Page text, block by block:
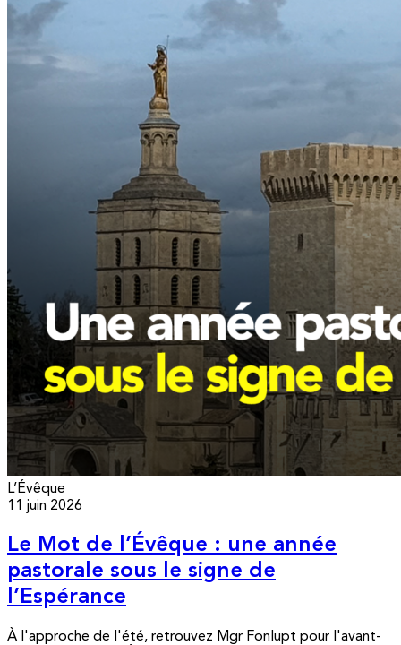
L’Évêque
11 juin 2026
Le Mot de l’Évêque : une année
pastorale sous le signe de
l’Espérance
À l'approche de l'été, retrouvez Mgr Fonlupt pour l'avant-